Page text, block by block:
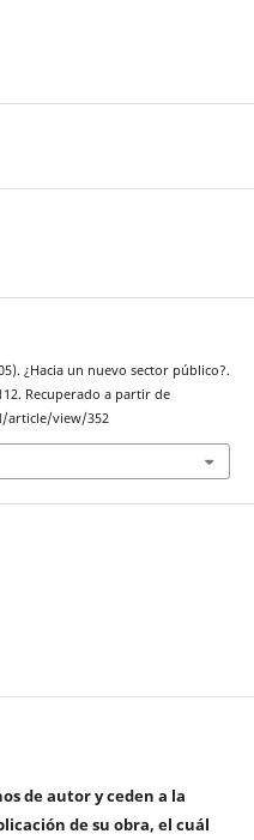
¿Hacia un nuevo sector público?.
Recuperado a partir de
article/view/352
de autor y ceden a la
de su obra, el cuál